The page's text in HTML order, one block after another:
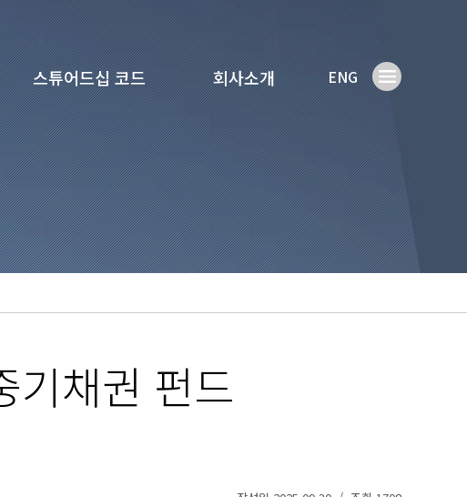
스튜어드십 코드 회사소개 ENG
기채권 펀드